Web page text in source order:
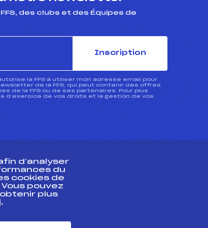
des clubs et des Équipes de
Inscription
la FFS à utiliser mon adresse email pour
de la FFS, qui peut contenir des offres
de la FFS ou de ses partenaires. Pour plus
d’exercice de vos droits et la gestion de vos
d’analyser
du
cookies de
pouvez
plus
.